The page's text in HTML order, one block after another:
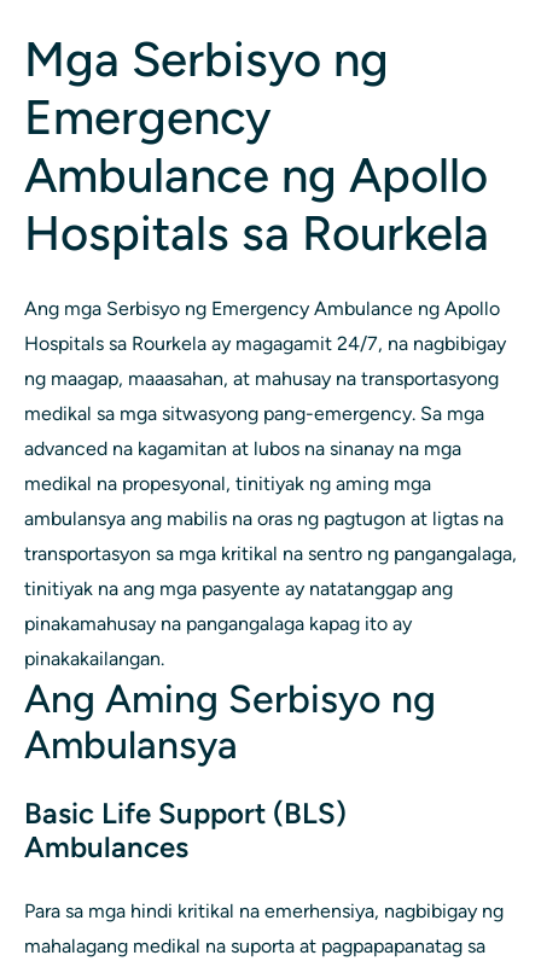
Mga Serbisyo ng
Emergency
Ambulance ng Apollo
Hospitals sa Rourkela
Ang mga Serbisyo ng Emergency Ambulance ng Apollo
Hospitals sa Rourkela ay magagamit 24/7, na nagbibigay
ng maagap, maaasahan, at mahusay na transportasyong
medikal sa mga sitwasyong pang-emergency. Sa mga
advanced na kagamitan at lubos na sinanay na mga
medikal na propesyonal, tinitiyak ng aming mga
ambulansya ang mabilis na oras ng pagtugon at ligtas na
transportasyon sa mga kritikal na sentro ng pangangalaga,
tinitiyak na ang mga pasyente ay natatanggap ang
pinakamahusay na pangangalaga kapag ito ay
pinakakailangan.
Ang Aming Serbisyo ng
Ambulansya
Basic Life Support (BLS)
Ambulances
Para sa mga hindi kritikal na emerhensiya, nagbibigay ng
mahalagang medikal na suporta at pagpapapanatag sa